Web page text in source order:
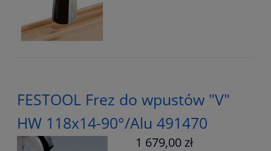
FESTOOL Frez do wpustów "V"
HW 118x14-90°/Alu 491470
1 679,00 zł